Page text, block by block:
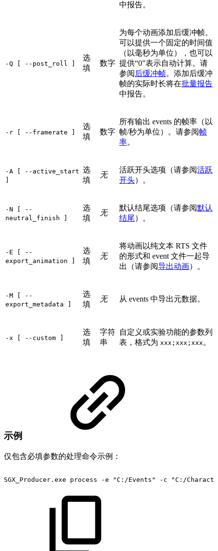
中报告。
-Q [ --post_roll ]
选
填
数字
为每个动画添加后缓冲帧。
可以提供一个固定的时间值
（以毫秒为单位），也可以
提供“0”表示自动计算。请
参阅 后缓冲帧。添加后缓冲
帧的实际时长将在批量报告
中报告。
-r [ --framerate ]
选
填
数字
所有输出 events 的帧率（以
帧/秒为单位）。请参阅帧
率。
-A [ --active_start
]
选
填
无
活跃开头选项（请参阅活跃
开头）。
-N [ --
neutral_finish ]
选
填
无
默认结尾选项（请参阅默认
结尾）。
-E [ --
export_animation ]
选
填
无
将动画以纯文本 RTS 文件
的形式和 event 文件一起导
出（请参阅导出动画）。
-M [ --
export_metadata ]
选
填
无 从 events 中导出元数据。
-x [ --custom ]
选
填
字符
串
自定义或实验功能的参数列
表，格式为 xxx;xxx;xxx 。
示例
仅包含必填参数的处理命令示例：
SGX_Producer.exe process -e "C:/Events" -c "C:/